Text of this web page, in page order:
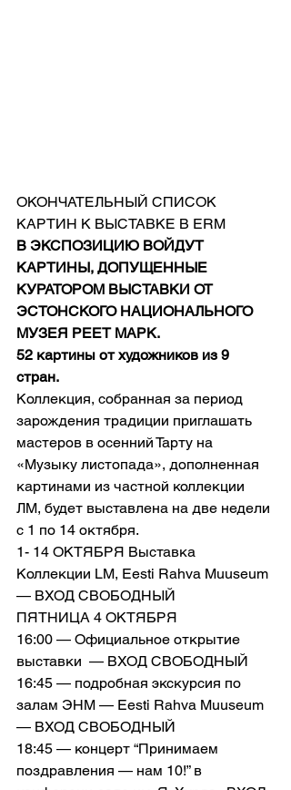
ОКОНЧАТЕЛЬНЫЙ СПИСОК
КАРТИН К ВЫСТАВКЕ В ERM
В ЭКСПОЗИЦИЮ ВОЙДУТ
КАРТИНЫ, ДОПУЩЕННЫЕ
КУРАТОРОМ ВЫСТАВКИ ОТ
ЭСТОНСКОГО НАЦИОНАЛЬНОГО
МУЗЕЯ РЕЕТ МАРК.
52 картины от художников из 9
стран.
Коллекция, собранная за период
зарождения традиции приглашать
мастеров в осенний Тарту на
«Музыку листопада», дополненная
картинами из частной коллекции
ЛМ, будет выставлена на две недели
с 1 по 14 октября.
1- 14 ОКТЯБРЯ Выставка
Коллекции LM, Eesti Rahva Muuseum
— ВХОД СВОБОДНЫЙ
ПЯТНИЦА 4 ОКТЯБРЯ
16:00 — Официальное открытие
выставки  — ВХОД СВОБОДНЫЙ
16:45 — подробная экскурсия по
залам ЭНМ — Eesti Rahva Muuseum
— ВХОД СВОБОДНЫЙ
18:45 — концерт “Принимаем
поздравления — нам 10!” в